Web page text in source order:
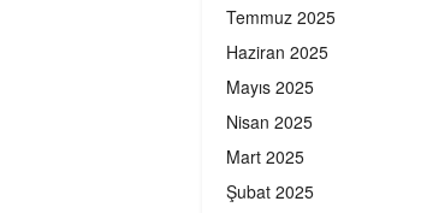
Temmuz 2025
Haziran 2025
Mayıs 2025
Nisan 2025
Mart 2025
Şubat 2025